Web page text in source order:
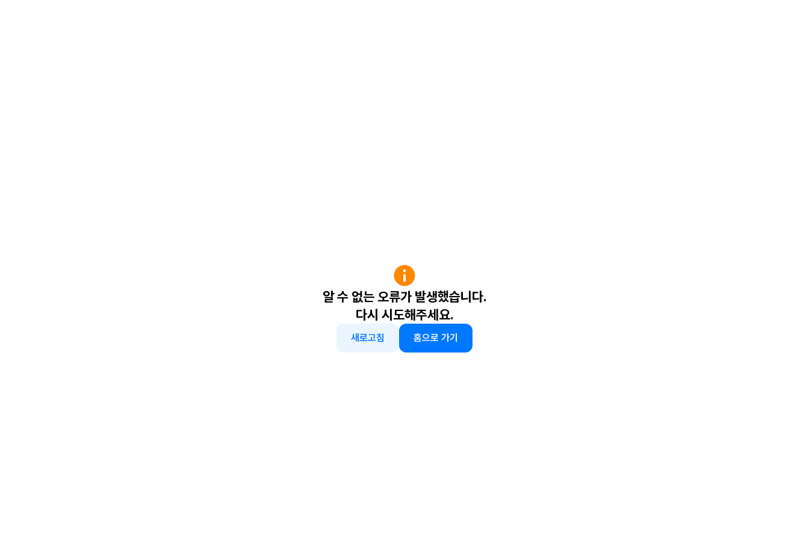
알 수 없는 오류가 발생했습니다.
다시 시도해주세요.
새로고침 홈으로 가기